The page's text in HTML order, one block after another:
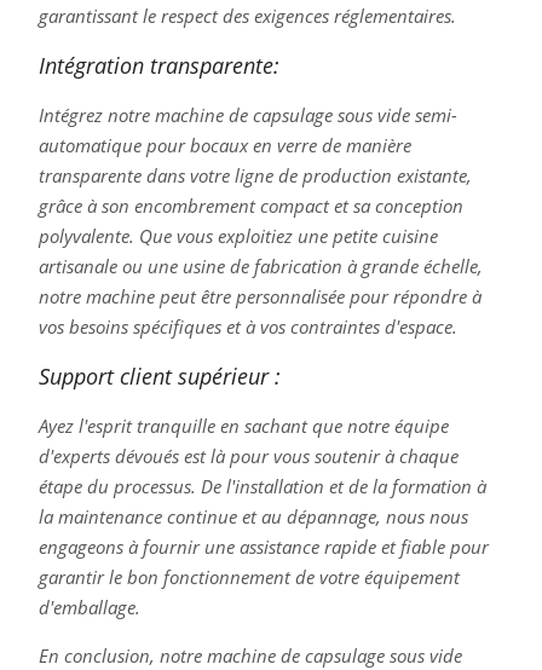
garantissant le respect des exigences réglementaires.
Intégration transparente:
Intégrez notre machine de capsulage sous vide semi-
automatique pour bocaux en verre de manière
transparente dans votre ligne de production existante,
grâce à son encombrement compact et sa conception
polyvalente. Que vous exploitiez une petite cuisine
artisanale ou une usine de fabrication à grande échelle,
notre machine peut être personnalisée pour répondre à
vos besoins spécifiques et à vos contraintes d'espace.
Support client supérieur :
Ayez l'esprit tranquille en sachant que notre équipe
d'experts dévoués est là pour vous soutenir à chaque
étape du processus. De l'installation et de la formation à
la maintenance continue et au dépannage, nous nous
engageons à fournir une assistance rapide et fiable pour
garantir le bon fonctionnement de votre équipement
d'emballage.
En conclusion, notre machine de capsulage sous vide